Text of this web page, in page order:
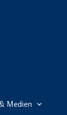
Medien